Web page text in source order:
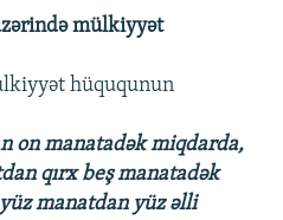
mülkiyyət
hüququnun
on manatadək miqdarda,
qırx beş manatadək
manatdan yüz əlli